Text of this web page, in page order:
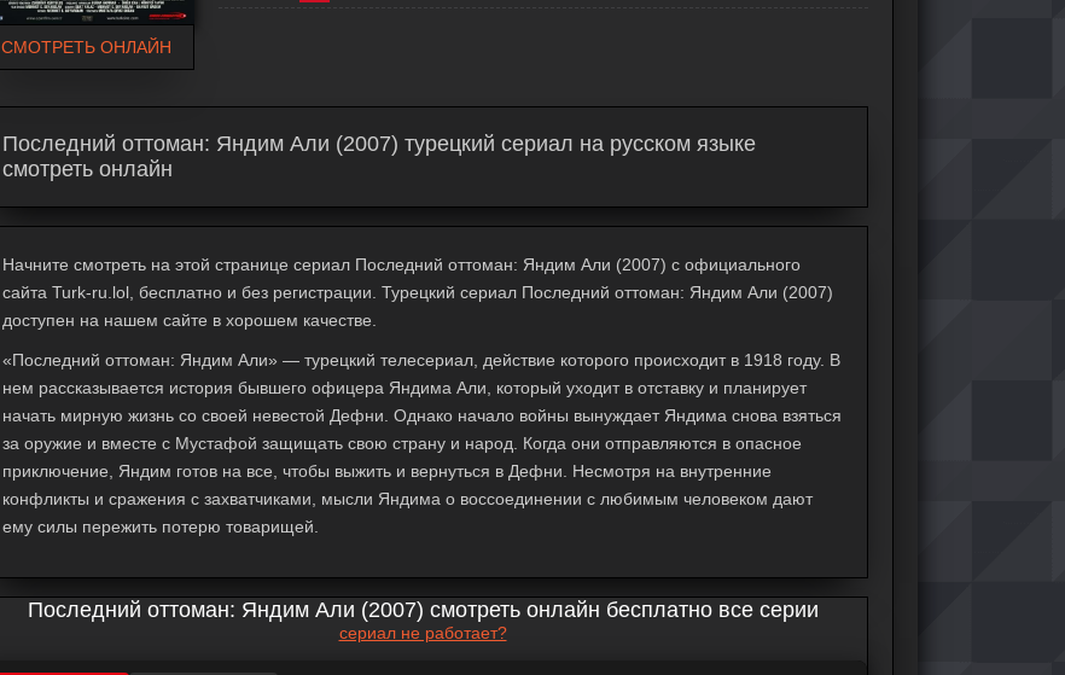
СМОТРЕТЬ ОНЛАЙН
Последний оттоман: Яндим Али (2007) турецкий сериал на русском языке
смотреть онлайн
Начните смотреть на этой странице сериал Последний оттоман: Яндим Али (2007) с официального
сайта Turk-ru.lol, бесплатно и без регистрации. Турецкий сериал Последний оттоман: Яндим Али (2007)
доступен на нашем сайте в хорошем качестве.
«Последний оттоман: Яндим Али» — турецкий телесериал, действие которого происходит в 1918 году. В
нем рассказывается история бывшего офицера Яндима Али, который уходит в отставку и планирует
начать мирную жизнь со своей невестой Дефни. Однако начало войны вынуждает Яндима снова взяться
за оружие и вместе с Мустафой защищать свою страну и народ. Когда они отправляются в опасное
приключение, Яндим готов на все, чтобы выжить и вернуться в Дефни. Несмотря на внутренние
конфликты и сражения с захватчиками, мысли Яндима о воссоединении с любимым человеком дают
ему силы пережить потерю товарищей.
Последний оттоман: Яндим Али (2007) смотреть онлайн бесплатно все серии
сериал не работает?